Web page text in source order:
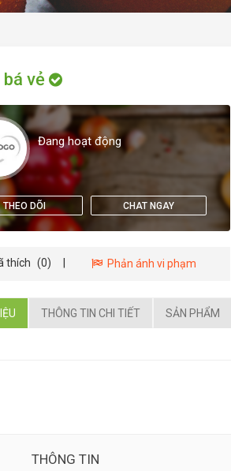
bá vẻ
Đang hoạt động
THEO DÕI CHAT NGAY
thích (0) Phản ánh vi phạm
THÔNG TIN CHI TIẾT SẢN PHẨM
THÔNG TIN